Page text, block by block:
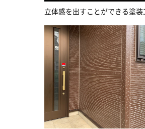
立体感を出すことができる塗装